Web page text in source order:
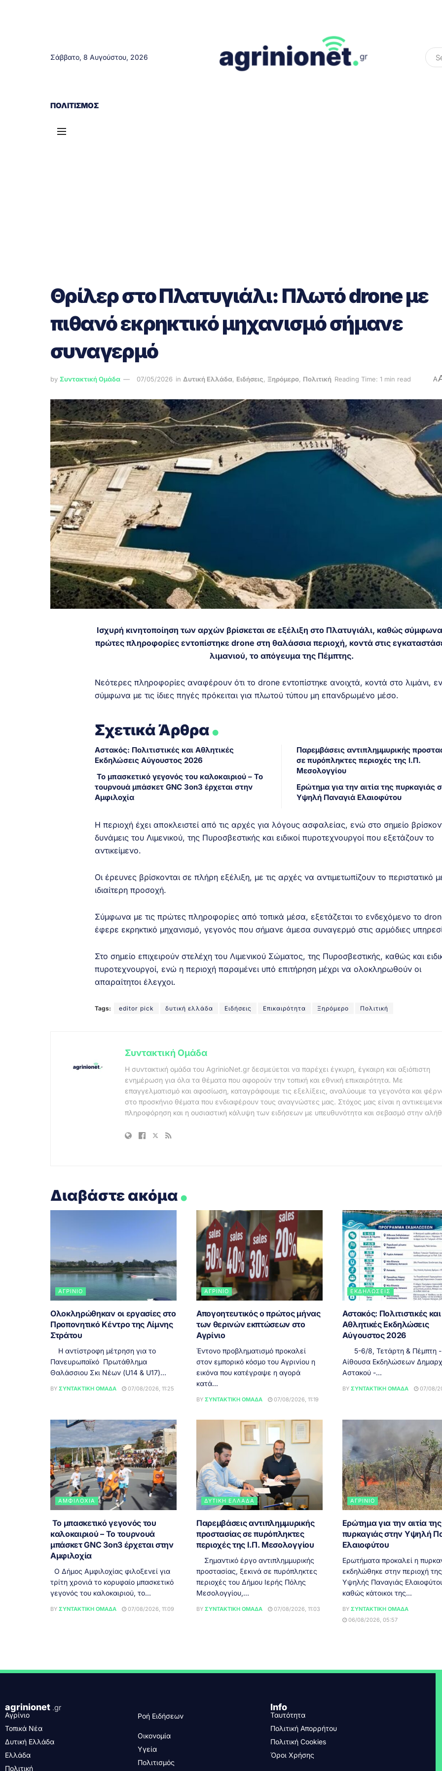
Σάββατο, 8 Αυγούστου, 2026
ΠΟΛΙΤΙΣΜΌΣ
Θρίλερ στο Πλατυγιάλι: Πλωτό drone με
πιθανό εκρηκτικό μηχανισμό σήμανε
συναγερμό
by Συντακτική Ομάδα 07/05/2026 in Δυτική Ελλάδα, Ειδήσεις, Ξηρόμερο, Πολιτική Reading Time: 1 min read A
Ισχυρή κινητοποίηση των αρχών βρίσκεται σε εξέλιξη στο Πλατυγιάλι, καθώς σύμφωνα
πρώτες πληροφορίες εντοπίστηκε drone στη θαλάσσια περιοχή, κοντά στις
λιμανιού, το απόγευμα της Πέμπτης.
Νεότερες πληροφορίες αναφέρουν ότι το drone εντοπίστηκε ανοιχτά, κοντά στο λιμάνι,
σύμφωνα με τις ίδιες πηγές πρόκειται για πλωτού τύπου μη επανδρωμένο μέσο.
Σχετικά Άρθρα.
Αστακός: Πολιτιστικές και Αθλητικές
Εκδηλώσεις Αύγουστος 2026
Το μπασκετικό γεγονός του καλοκαιριού – Το
τουρνουά μπάσκετ GNC 3on3 έρχεται στην
Αμφιλοχία
Παρεμβάσεις αντιπλημμυρικής
σε πυρόπληκτες περιοχές της Ι.Π.
Μεσολογγίου
Ερώτημα για την αιτία της πυρκαγιάς
Υψηλή Παναγιά Ελαιοφύτου
Η περιοχή έχει αποκλειστεί από τις αρχές για λόγους ασφαλείας, ενώ στο σημείο
δυνάμεις του Λιμενικού, της Πυροσβεστικής και ειδικοί πυροτεχνουργοί που εξετάζουν το
αντικείμενο.
Οι έρευνες βρίσκονται σε πλήρη εξέλιξη, με τις αρχές να αντιμετωπίζουν το περιστατικό
ιδιαίτερη προσοχή.
Σύμφωνα με τις πρώτες πληροφορίες από τοπικά μέσα, εξετάζεται το ενδεχόμενο το
έφερε εκρηκτικό μηχανισμό, γεγονός που σήμανε άμεσα συναγερμό στις αρμόδιες
Στο σημείο επιχειρούν στελέχη του Λιμενικού Σώματος, της Πυροσβεστικής, καθώς και
πυροτεχνουργοί, ενώ η περιοχή παραμένει υπό επιτήρηση μέχρι να ολοκληρωθούν οι
απαραίτητοι έλεγχοι.
Tags: editor pick δυτική ελλάδα Ειδήσεις Επικαιρότητα Ξηρόμερο Πολιτική
Συντακτική Ομάδα
Η συντακτική ομάδα του AgrinioNet.gr δεσμεύεται να παρέχει έγκυρη, έγκαιρη και αξιόπιστη
ενημέρωση για όλα τα θέματα που αφορούν την τοπική και εθνική επικαιρότητα. Με
επαγγελματισμό και αφοσίωση, καταγράφουμε τις εξελίξεις, αναλύουμε τα γεγονότα και
στο προσκήνιο θέματα που ενδιαφέρουν τους αναγνώστες μας. Στόχος μας είναι η
πληροφόρηση και η ουσιαστική κάλυψη των ειδήσεων με υπευθυνότητα και σεβασμό στην
Διαβάστε ακόμα.
ΑΓΡΊΝΙΟ
Ολοκληρώθηκαν οι εργασίες στο
Προπονητικό Κέντρο της Λίμνης
Στράτου
Η αντίστροφη μέτρηση για το
Πανευρωπαϊκό Πρωτάθλημα
Θαλάσσιου Σκι Νέων (U14 & U17)...
BY ΣΥΝΤΑΚΤΙΚΉ ΟΜΆΔΑ 07/08/2026, 11:25
ΑΓΡΊΝΙΟ
Απογοητευτικός ο πρώτος μήνας
των θερινών εκπτώσεων στο
Αγρίνιο
Έντονο προβληματισμό προκαλεί
στον εμπορικό κόσμο του Αγρινίου η
εικόνα που κατέγραψε η αγορά
κατά...
BY ΣΥΝΤΑΚΤΙΚΉ ΟΜΆΔΑ 07/08/2026, 11:19
ΕΚΔΗΛΏΣΕΙΣ
Αστακός: Πολιτιστικές και
Αθλητικές Εκδηλώσεις
Αύγουστος 2026
5-6/8, Τετάρτη & Πέμπτη -
Αίθουσα Εκδηλώσεων
Αστακού -...
BY ΣΥΝΤΑΚΤΙΚΉ ΟΜΆΔΑ 07/08/
ΑΜΦΙΛΟΧΊΑ
Το μπασκετικό γεγονός του
καλοκαιριού – Το τουρνουά
μπάσκετ GNC 3on3 έρχεται στην
Αμφιλοχία
Ο Δήμος Αμφιλοχίας φιλοξενεί για
τρίτη χρονιά το κορυφαίο μπασκετικό
γεγονός του καλοκαιριού, το...
BY ΣΥΝΤΑΚΤΙΚΉ ΟΜΆΔΑ 07/08/2026, 11:09
ΔΥΤΙΚΉ ΕΛΛΆΔΑ
Παρεμβάσεις αντιπλημμυρικής
προστασίας σε πυρόπληκτες
περιοχές της Ι.Π. Μεσολογγίου
Σημαντικό έργο αντιπλημμυρικής
προστασίας, ξεκινά σε πυρόπληκτες
περιοχές του Δήμου Ιερής Πόλης
Μεσολογγίου,...
BY ΣΥΝΤΑΚΤΙΚΉ ΟΜΆΔΑ 07/08/2026, 11:03
ΑΓΡΊΝΙΟ
Ερώτημα για την αιτία της
πυρκαγιάς στην Υψηλή
Ελαιοφύτου
Ερωτήματα προκαλεί η
εκδηλώθηκε στην περιοχή της
Υψηλής Παναγιάς
καθώς κάτοικοι της...
BY ΣΥΝΤΑΚΤΙΚΉ ΟΜΆΔΑ
06/08/2026, 05:57
agrinionet .gr
Αγρίνιο
Τοπικά Νέα
Δυτική Ελλάδα
Ελλάδα
Πολιτική
Ροή Ειδήσεων
Οικονομία
Υγεία
Πολιτισμός
Info
Ταυτότητα
Πολιτική Απορρήτου
Πολιτική Cookies
Όροι Χρήσης